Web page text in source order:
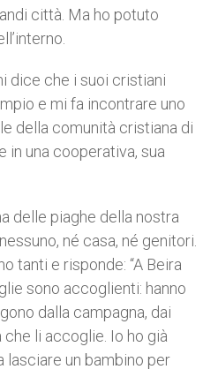
città. Ma ho potuto
dice che i suoi cristiani
e mi fa incontrare uno
della comunità cristiana di
in una cooperativa, sua
delle piaghe della nostra
né casa, né genitori.
tanti e risponde: “A Beira
sono accoglienti: hanno
dalla campagna, dai
li accoglie. Io ho già
lasciare un bambino per